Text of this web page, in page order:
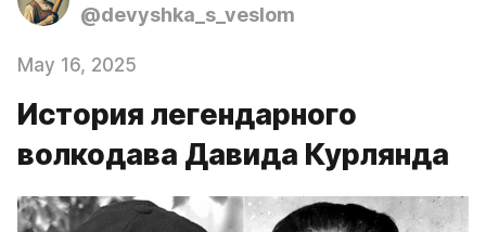
@devyshka_s_veslom
May 16, 2025
История легендарного
волкодава Давида Курлянда